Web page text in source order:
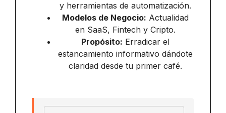
y herramientas de automatización.
Modelos de Negocio: Actualidad
en SaaS, Fintech y Cripto.
Propósito: Erradicar el
estancamiento informativo dándote
claridad desde tu primer café.